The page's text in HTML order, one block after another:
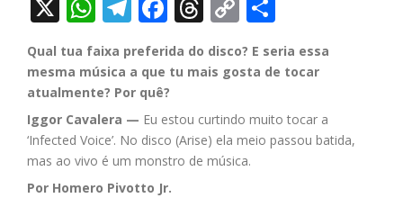
X WhatsApp
Telegram
Facebook
Threads
Copy
Link
Qual tua faixa preferida do disco? E seria essa
mesma música a que tu mais gosta de tocar
atualmente? Por quê?
Iggor Cavalera — Eu estou curtindo muito tocar a
‘Infected Voice’. No disco (Arise) ela meio passou batida,
mas ao vivo é um monstro de música.
Por Homero Pivotto Jr.